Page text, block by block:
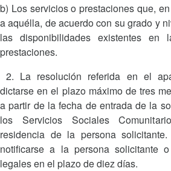
b) Los servicios o prestaciones que,
a aquélla, de acuerdo con su grado y
las disponibilidades existentes
prestaciones.
2. La resolución referida en el
dictarse en el plazo máximo de tres
a partir de la fecha de entrada de la
los Servicios Sociales
residencia de la persona
notificarse a la persona solicitante
legales en el plazo de diez días.